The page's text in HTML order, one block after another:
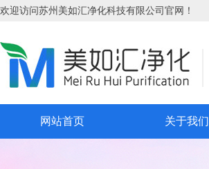
欢迎访问苏州美如汇净化科技有限公司官网！
网站首页 关于我们